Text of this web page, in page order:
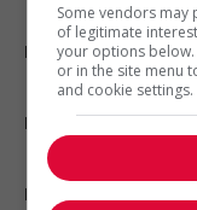
Emplois par statut
Emplois par type
Nos suggestions
Some vendors
of legitimate
your options
or in the site menu
and cookie settings.